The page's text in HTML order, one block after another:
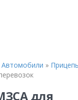
Автомобили »
для